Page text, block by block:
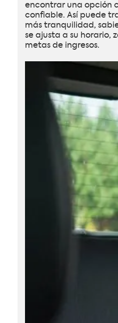
encontrar una opción
confiable. Así puede
más tranquilidad,
se ajusta a su horario,
metas de ingresos.